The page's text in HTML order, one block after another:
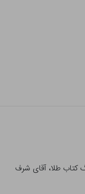
انقلاب، خیابان انقلاب، خیابان ۱۲ فروردین، خیابان شهدای ژاندارمری غربی، بن بست گرانفر، پلاک۱، طبقه۳، زنگ کتاب طلا، آقای شرف